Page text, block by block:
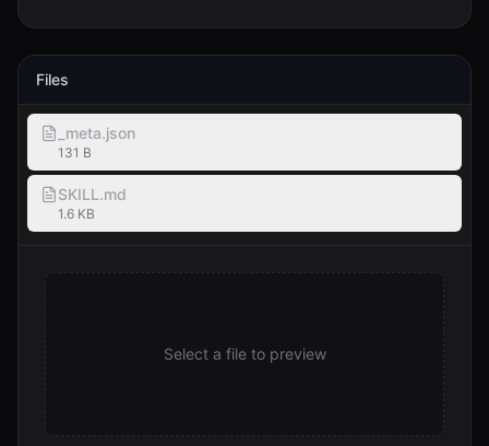
Files
_meta.json
131 B
SKILL.md
1.6 KB
Select a file to preview